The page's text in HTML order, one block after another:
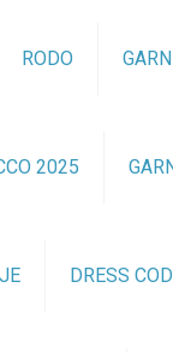
RODO
2025
DRESS